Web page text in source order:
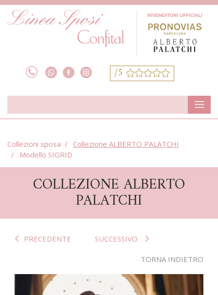
/5
Collezioni sposa
Collezione ALBERTO PALATCHI
Modello SIGRID
COLLEZIONE ALBERTO
PALATCHI
PRECEDENTE SUCCESSIVO
TORNA INDIETRO